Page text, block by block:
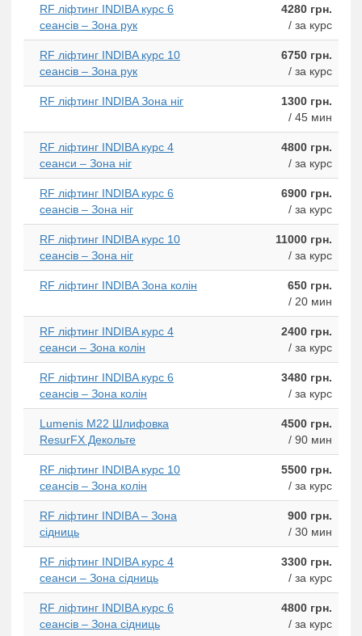
RF ліфтинг INDIBA курс 6
сеансів – Зона рук
4280 грн.
/ за курс
RF ліфтинг INDIBA курс 10
сеансів – Зона рук
6750 грн.
/ за курс
RF ліфтинг INDIBA Зона ніг
1300 грн.
/ 45 мин
RF ліфтинг INDIBA курс 4
сеанси – Зона ніг
4800 грн.
/ за курс
RF ліфтинг INDIBA курс 6
сеансів – Зона ніг
6900 грн.
/ за курс
RF ліфтинг INDIBA курс 10
сеансів – Зона ніг
11000 грн.
/ за курс
RF ліфтинг INDIBA Зона колін
650 грн.
/ 20 мин
RF ліфтинг INDIBA курс 4
сеанси – Зона колін
2400 грн.
/ за курс
RF ліфтинг INDIBA курс 6
сеансів – Зона колін
3480 грн.
/ за курс
Lumenis M22 Шлифовка
ResurFX Декольте
4500 грн.
/ 90 мин
RF ліфтинг INDIBA курс 10
сеансів – Зона колін
5500 грн.
/ за курс
RF ліфтинг INDIBA – Зона
сідниць
900 грн.
/ 30 мин
RF ліфтинг INDIBA курс 4
сеанси – Зона сідниць
3300 грн.
/ за курс
RF ліфтинг INDIBA курс 6
сеансів – Зона сідниць
4800 грн.
/ за курс